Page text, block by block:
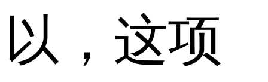
以，这项